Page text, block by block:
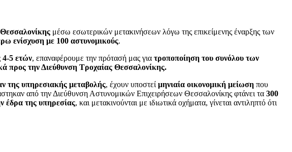
μέσω εσωτερικών μετακινήσεων λόγω της επικείμενης έναρξης των
ενίσχυση με 100 αστυνομικούς.
4-5 ετών, επαναφέρουμε την πρότασή μας για τροποποίηση του συνόλου των
προς την Διεύθυνση Τροχαίας Θεσσαλονίκης.
της υπηρεσιακής μεταβολής, έχουν υποστεί μηνιαία οικονομική μείωση που
από την Διεύθυνση Αστυνομικών Επιχειρήσεων Θεσσαλονίκης φτάνει τα 300
έδρα της υπηρεσίας, και μετακινούνται με ιδιωτικά οχήματα, γίνεται αντιληπτό ότι